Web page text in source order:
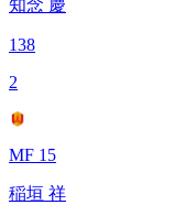
知念 慶
138
2
MF 15
稲垣 祥